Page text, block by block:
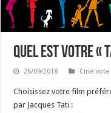
Quel est votre «
26/09/2018 Ciné-vote
Choisissez votre film
par Jacques Tati :